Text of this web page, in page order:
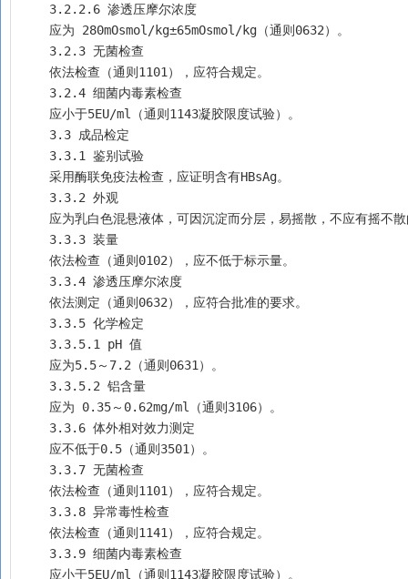
    3.2.2.6 渗透压摩尔浓度
    应为 280mOsmol/kg±65mOsmol/kg（通则0632）。
    3.2.3 无菌检查
    依法检查（通则1101），应符合规定。
    3.2.4 细菌内毒素检查
    应小于5EU/ml（通则1143凝胶限度试验）。
    3.3 成品检定
    3.3.1 鉴别试验
    采用酶联免疫法检查，应证明含有HBsAg。
    3.3.2 外观
应为乳白色混悬液体，可因沉淀而分层，易摇散，不应有摇不
    3.3.3 装量
    依法检查（通则0102），应不低于标示量。
    3.3.4 渗透压摩尔浓度
    依法测定（通则0632），应符合批准的要求。
    3.3.5 化学检定
    3.3.5.1 pH 值
    应为5.5～7.2（通则0631）。
    3.3.5.2 铝含量
    应为 0.35～0.62mg/ml（通则3106）。
    3.3.6 体外相对效力测定
    应不低于0.5（通则3501）。
    3.3.7 无菌检查
    依法检查（通则1101），应符合规定。
    3.3.8 异常毒性检查
    依法检查（通则1141），应符合规定。
    3.3.9 细菌内毒素检查
    应小于5EU/ml（通则1143凝胶限度试验）。